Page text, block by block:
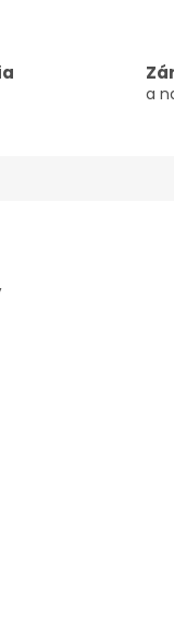
a